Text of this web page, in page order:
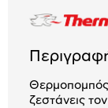
Θερμοπομπός
ζεστάνεις